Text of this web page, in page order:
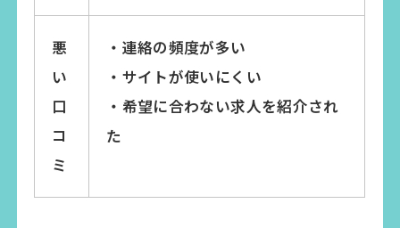
悪
い
口
コ
ミ
・連絡の頻度が多い
・サイトが使いにくい
・希望に合わない求人を紹介され
た